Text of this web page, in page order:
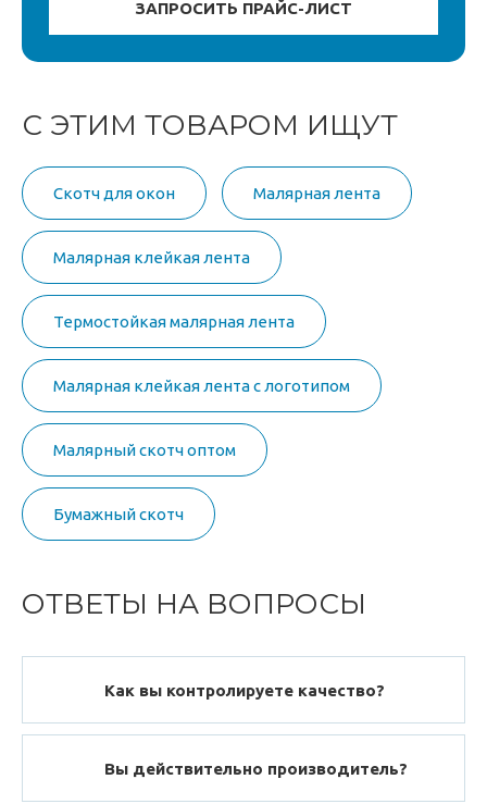
С ЭТИМ ТОВАРОМ ИЩУТ
Скотч для окон Малярная лента
Малярная клейкая лента
Термостойкая малярная лента
Малярная клейкая лента с логотипом
Малярный скотч оптом
Бумажный скотч
ОТВЕТЫ НА ВОПРОСЫ
Как вы контролируете качество?
Вы действительно производитель?